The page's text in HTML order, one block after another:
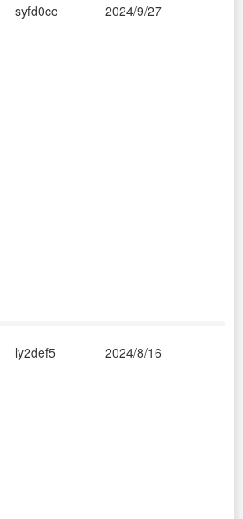
syfd0cc 2024/9/27
ly2def5 2024/8/16